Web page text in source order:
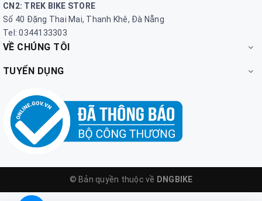
CN2: TREK BIKE STORE
Số 40 Đặng Thai Mai, Thanh Khê, Đà Nẵng
Tel: 0344133303
VỀ CHÚNG TÔI
TUYỂN DỤNG
© Bản quyền thuộc về DNGBIKE